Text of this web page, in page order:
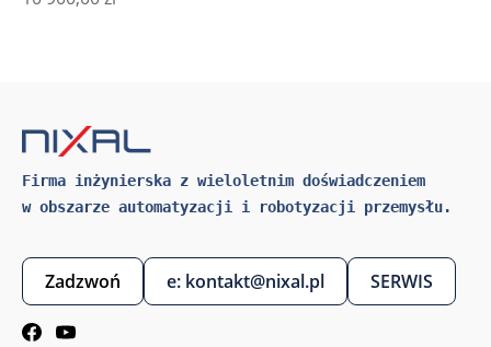
Firma inżynierska z wieloletnim doświadczeniem
w obszarze automatyzacji i robotyzacji przemysłu.
Zadzwoń e: kontakt@nixal.pl SERWIS